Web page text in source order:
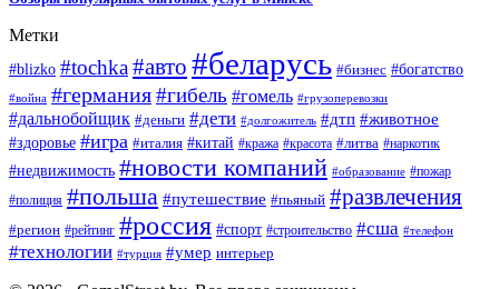
Метки
#blizko #tochka#авто #беларусь #бизнес #богатство
#война #германия#гибель #гомель #грузоперевозки
#дальнобойщик #деньги #дети #долгожитель #дтп #животное
#здоровье #игра #италия #китай #кража #красота #литва #наркотик
#недвижимость #новости компаний #образование #пожар
#полиция #польша #путешествие #пьяный #развлечения
#регион #рейтинг #россия #спорт #строительство #сша #телефон
#технологии #турция #умер интерьер